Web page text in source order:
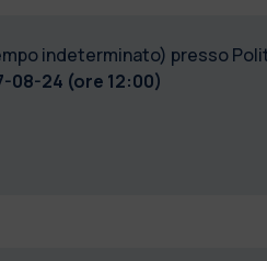
indeterminato) presso
08-24 (ore 12:00)